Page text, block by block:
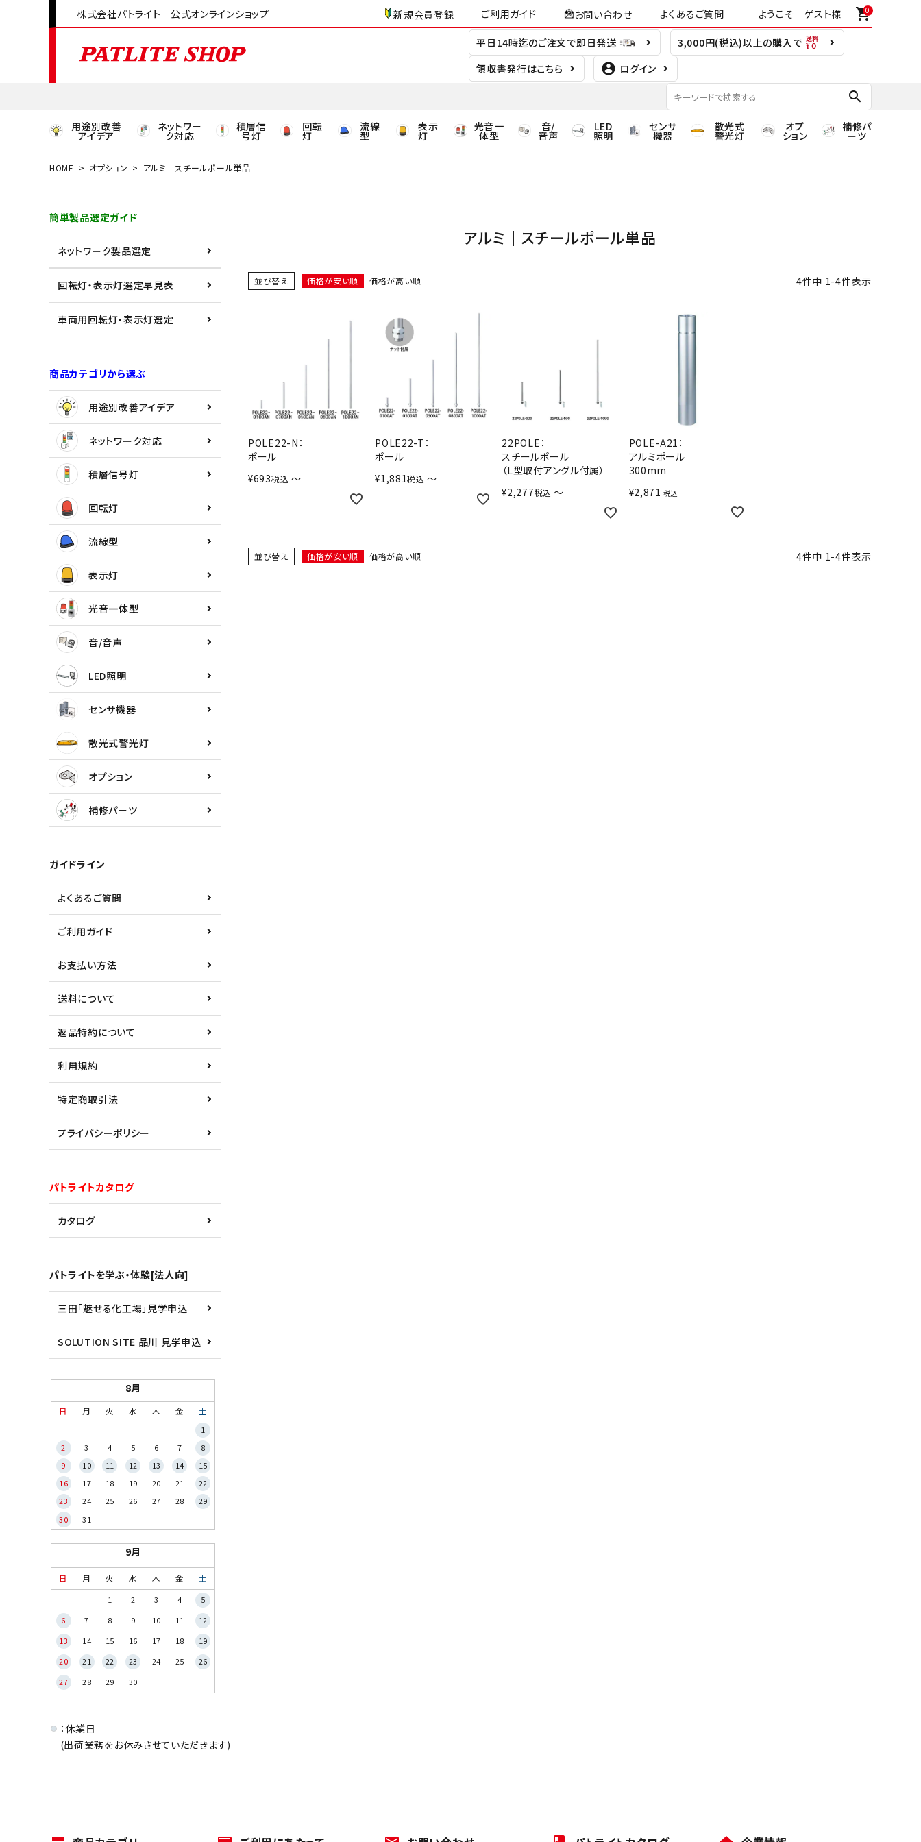
株式会社パトライト 公式オンラインショップ 新規会員登録 ご利用ガイド お問い合わせ よくあるご質問 ようこそ ゲスト様 0
shopping_cart
平日14時迄のご注文で即日発送
3,000円(税込)以上の購入で
領収書発行はこちら
ログイン
search
用途別改善
アイデア
ネットワー
ク対応
積層信
号灯
回転
灯
流線
型
表示
灯
光音一
体型
音/
音声
LED
照明
センサ
機器
散光式
警光灯
オプ
ション
補修パ
ーツ
ACCOUNT MENU
person
用途別改善アイデア
積層信号灯
回転灯
流線型
表示灯
光音一体型
音/音声
LED照明
センサ機器
散光式警光灯
オプション
補修パーツ
製品選定の仕方
ガイドライン
HOME オプション アルミ｜スチールポール単品
簡単製品選定ガイド
ネットワーク製品選定
回転灯・表示灯選定早見表
車両用回転灯・表示灯選定
商品カテゴリから選ぶ
用途別改善アイデア
ネットワーク対応
積層信号灯
回転灯
流線型
表示灯
光音一体型
音/音声
LED照明
センサ機器
散光式警光灯
オプション
補修パーツ
ガイドライン
よくあるご質問
ご利用ガイド
お支払い方法
送料について
返品特約について
利用規約
特定商取引法
プライバシーポリシー
パトライトカタログ
カタログ
パトライトを学ぶ・体験[法人向]
三田「魅せる化工場」見学申込
SOLUTION SITE 品川 見学申込
8月
日 月 火 水 木 金 土
1
2
3 4 5 6 7
8
9
10 11 12 13 14
15
16
17 18 19 20 21
22
23
24 25 26 27 28
29
30
31
9月
日 月 火 水 木 金 土
1 2 3 4
5
6
7 8 9 10 11
12
13
14 15 16 17 18
19
20
21 22 23 24 25
26
27
28 29 30
：休業日
(出荷業務をお休みさせていただきます)
アルミ｜スチールポール単品
並び替え 価格が安い順 価格が高い順 4件中 1-4件表示
POLE22-N：
ポール
¥693税込 〜
POLE22-T：
ポール
¥1,881税込 〜
22POLE：
スチールポール
（L型取付アングル付属）
¥2,277税込 〜
POLE-A21：
アルミポール
300mm
¥2,871 税込
並び替え 価格が安い順 価格が高い順 4件中 1-4件表示